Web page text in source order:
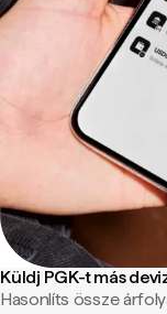
Küldj PGK-t más
Hasonlíts össze